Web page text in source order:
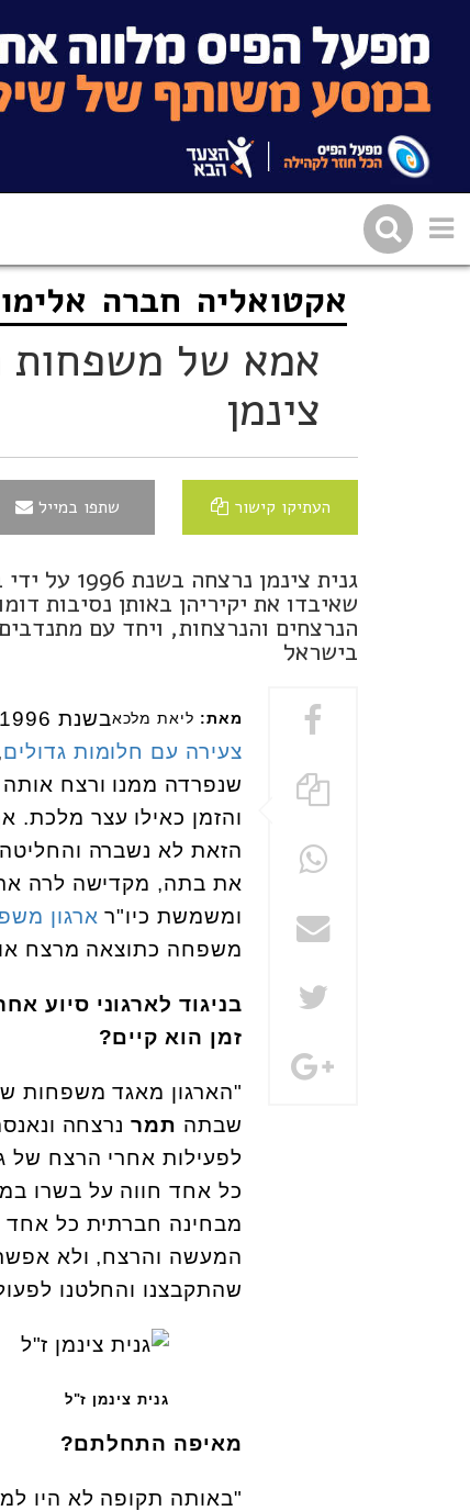
שתפו בפייסבוק
אקטואליה חברה
אמא של משפחות
צינמן
העתיקו קישור שתפו במייל
גנית
שאיבדו את יקיריהן באותן נסיבות
הנרצחים והנרצחות, ויחד עם
בישראל
מאת: ליאת מלכאבשנת 1996 נרצחה
צעירה עם חלומות גדולים
שנפרדה ממנו ורצח
והזמן כאילו עצר
הזאת לא נשברה
את בתה, מקדישה לרה את
ומשמשת כיו"ר ארגון
משפחה כתוצאה מרצח או
בניגוד לארגוני סיוע
זמן הוא קיים?
"הארגון מאגד משפחות
שבתה תמרנרצחה
לפעילות אחרי הרצח של
כל אחד חווה על בשרו
מבחינה חברתית כל אחד
המעשה והרצח, ולא
שהתקבצנו והחלטנו
גנית צינמן ז"ל
מאיפה התחלתם?
"באותה תקופה לא היו